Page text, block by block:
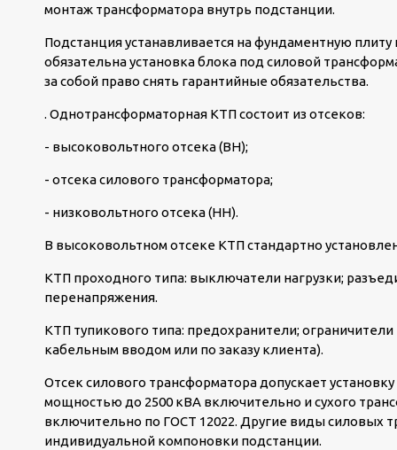
монтаж трансформатора внутрь подстанции.
Подстанция устанавливается на фундаментную
обязательна установка блока под силовой
за собой право снять гарантийные обязательства.
. Однотрансформаторная КТП состоит из отсеков:
- высоковольтного отсека (ВН);
- отсека силового трансформатора;
- низковольтного отсека (НН).
В высоковольтном отсеке КТП стандартно
КТП проходного типа: выключатели нагрузки;
перенапряжения.
КТП тупикового типа: предохранители;
кабельным вводом или по заказу клиента).
Отсек силового трансформатора допускает
мощностью до 2500 кВА включительно и сухого
включительно по ГОСТ 12022. Другие виды силовых
индивидуальной компоновки подстанции.